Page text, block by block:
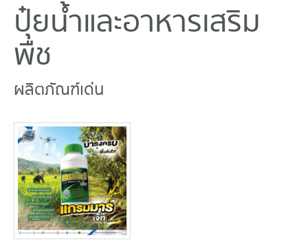
ปุ๋ยน้ำและอาหารเสริม
พืช
ผลิตภัณฑ์เด่น